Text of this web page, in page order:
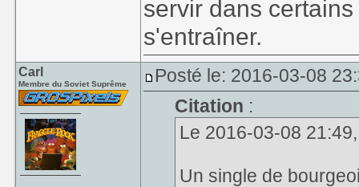
servir dans
s'entraîner.
Carl
Membre du Soviet Suprême
Posté le: 2016-03-08
Citation :
Le 2016-03-08
Un single de